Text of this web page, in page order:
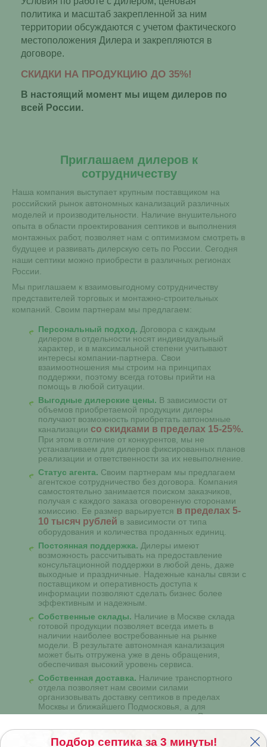
политика и масштаб закрепленной за ним
территории обсуждаются с учетом фактического
местоположения Дилера и закрепляются в
договоре.
СКИДКИ НА ПРОДУКЦИЮ ДО 35%!
В настоящий момент мы ищем дилеров по
всей России.
Приглашаем дилеров к
сотрудничеству
Наша компания выступает крупным поставщиком на
российский рынок автономных канализаций различных
моделей и производительности. Наличие внушительного
опыта в области проектирования септиков и выполнения
монтажных работ, позволяет нам с оптимизмом смотреть в
будущее и развивать дилерскую сеть по России. Сегодня
наши септики можно приобрести в различных регионах
России.
Мы приглашаем к взаимовыгодному сотрудничеству
представителей торговых и монтажно-строительных
компаний. Своим партнерам мы предлагаем:
Персональный подход. Договора с каждым
дилером в отдельности носят индивидуальный
характер, и в максимальной степени учитывают
интересы компании-партнера. Свои
взаимоотношения мы строим на принципах
поддержки, поэтому всегда готовы прийти на
помощь в любой ситуации.
Выгодные дилерские цены. В зависимости от
объемов приобретаемой продукции дилеры
получают возможность приобретать автономные
канализации со скидками в пределах 15-25%.
При этом в отличие от конкурентов, мы не
устанавливаем для дилеров фиксированных планов
реализации и ответственности за их невыполнение.
Статус агента. Своим партнерам мы предлагаем
агентское сотрудничество без договора. Компания
самостоятельно занимается поиском заказчиков,
получая с каждого заказа оговоренную сторонами
комиссию. Ее размер варьируется в пределах 5-
10 тысяч рублей в зависимости от типа
оборудования и количества проданных единиц.
Постоянная поддержка. Дилеры имеют
возможность рассчитывать на предоставление
консультационной поддержки в любой день, даже
выходные и праздничные. Надежные каналы связи с
поставщиком и оперативность доступа к
информации позволяют сделать бизнес более
эффективным и надежным.
Собственные склады. Наличие в Москве склада
готовой продукции позволяет всегда иметь в
наличии наиболее востребованные на рынке
модели. В результате автономная канализация
может быть отгружена уже в день обращения,
обеспечивая высокий уровень сервиса.
Собственная доставка. Наличие транспортного
отдела позволяет нам своими силами
организовывать доставку септиков в пределах
Москвы и ближайшего Подмосковья, а для
организации отправок в другие регионы России мы
Подбор септика за 3 минуты!